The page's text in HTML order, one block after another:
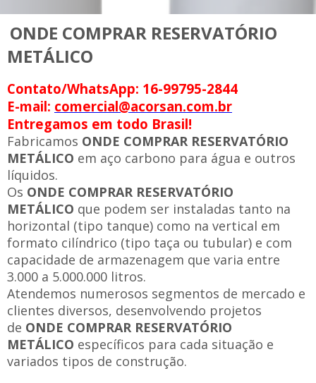
ONDE COMPRAR RESERVATÓRIO
METÁLICO
Contato/WhatsApp: 16-99795-2844
E-mail: comercial@acorsan.com.br
Entregamos em todo Brasil!
Fabricamos ONDE COMPRAR RESERVATÓRIO
METÁLICO em aço carbono para água e outros
líquidos.
Os ONDE COMPRAR RESERVATÓRIO
METÁLICO que podem ser instaladas tanto na
horizontal (tipo tanque) como na vertical em
formato cilíndrico (tipo taça ou tubular) e com
capacidade de armazenagem que varia entre
3.000 a 5.000.000 litros.
Atendemos numerosos segmentos de mercado e
clientes diversos, desenvolvendo projetos
de ONDE COMPRAR RESERVATÓRIO
METÁLICO específicos para cada situação e
variados tipos de construção.